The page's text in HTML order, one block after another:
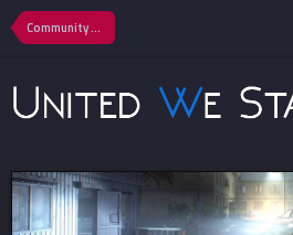
Community Calendar